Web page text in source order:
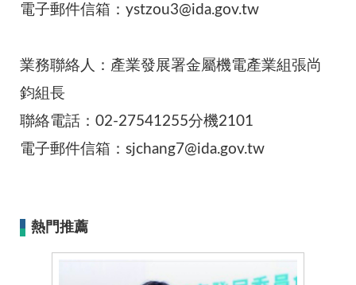
電子郵件信箱：ystzou3@ida.gov.tw
業務聯絡人：產業發展署金屬機電產業組張尚
鈞組長
聯絡電話：02-27541255分機2101
電子郵件信箱：sjchang7@ida.gov.tw
熱門推薦